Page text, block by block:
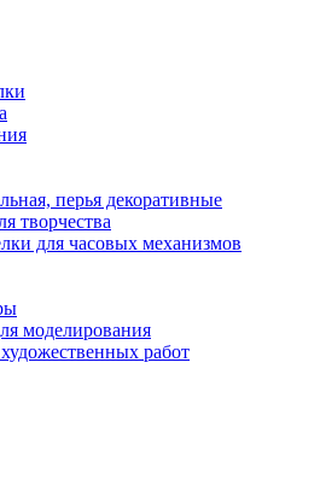
перья декоративные
творчества
для часовых механизмов
моделирования
работ